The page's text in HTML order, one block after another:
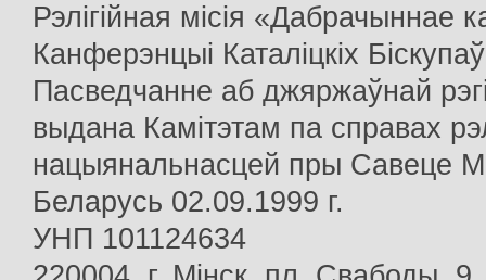
Рэлігійная місія «Дабрачыннае
Канферэнцыі Каталіцкіх
Пасведчанне аб джяржаўнай
выдана Камітэтам па справах
нацыянальнасцей пры Савеце
Беларусь 02.09.1999 г.
УНП 101124634